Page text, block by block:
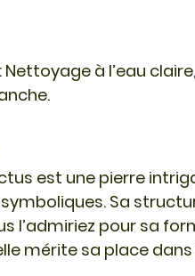
: Nettoyage à l’eau
est une pierre
Sa
l’admiriez pour sa
mérite sa place